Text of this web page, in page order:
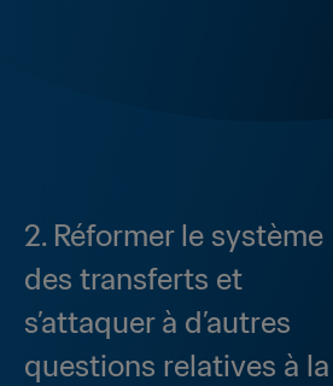
2. Réformer le système
des transferts et
s’attaquer à d’autres
questions relatives à la